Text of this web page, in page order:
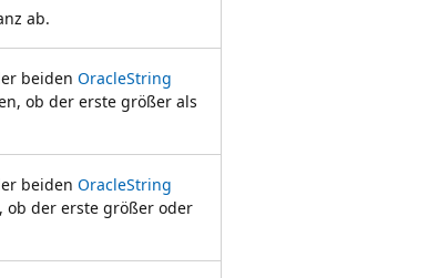
ab.
beiden OracleString
ob der erste größer als
beiden OracleString
ob der erste größer oder